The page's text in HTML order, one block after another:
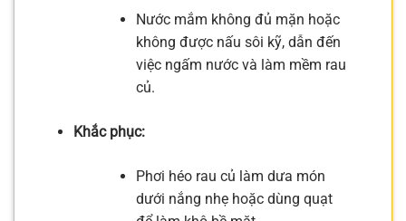
Nước mắm không đủ mặn hoặc
không được nấu sôi kỹ, dẫn đến
việc ngấm nước và làm mềm rau
củ.
Khắc phục:
Phơi héo rau củ làm dưa món
dưới nắng nhẹ hoặc dùng quạt